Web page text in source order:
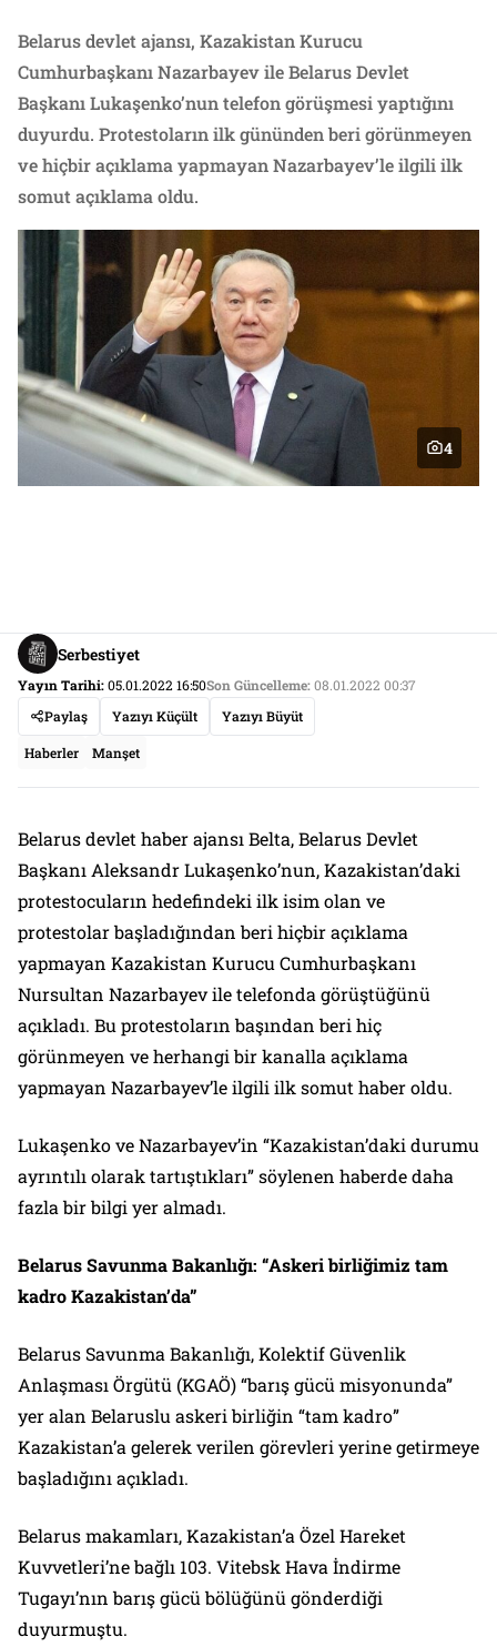
Belarus devlet ajansı, Kazakistan Kurucu
Cumhurbaşkanı Nazarbayev ile Belarus Devlet
Başkanı Lukaşenko’nun telefon görüşmesi yaptığını
duyurdu. Protestoların ilk gününden beri görünmeyen
ve hiçbir açıklama yapmayan Nazarbayev’le ilgili ilk
somut açıklama oldu.
4
Serbestiyet
Yayın Tarihi:05.01.2022 16:50Son Güncelleme:08.01.2022 00:37
Paylaş
Yazıyı Küçült Yazıyı Büyüt
Haberler Manşet
Belarus devlet haber ajansı Belta, Belarus Devlet
Başkanı Aleksandr Lukaşenko’nun, Kazakistan’daki
protestocuların hedefindeki ilk isim olan ve
protestolar başladığından beri hiçbir açıklama
yapmayan Kazakistan Kurucu Cumhurbaşkanı
Nursultan Nazarbayev ile telefonda görüştüğünü
açıkladı. Bu protestoların başından beri hiç
görünmeyen ve herhangi bir kanalla açıklama
yapmayan Nazarbayev’le ilgili ilk somut haber oldu.
Lukaşenko ve Nazarbayev’in “Kazakistan’daki durumu
ayrıntılı olarak tartıştıkları” söylenen haberde daha
fazla bir bilgi yer almadı.
Belarus Savunma Bakanlığı: “Askeri birliğimiz tam
kadro Kazakistan’da”
Belarus Savunma Bakanlığı, Kolektif Güvenlik
Anlaşması Örgütü (KGAÖ) “barış gücü misyonunda”
yer alan Belaruslu askeri birliğin “tam kadro”
Kazakistan’a gelerek verilen görevleri yerine getirmeye
başladığını açıkladı.
Belarus makamları, Kazakistan’a Özel Hareket
Kuvvetleri’ne bağlı 103. Vitebsk Hava İndirme
Tugayı’nın barış gücü bölüğünü gönderdiği
duyurmuştu.